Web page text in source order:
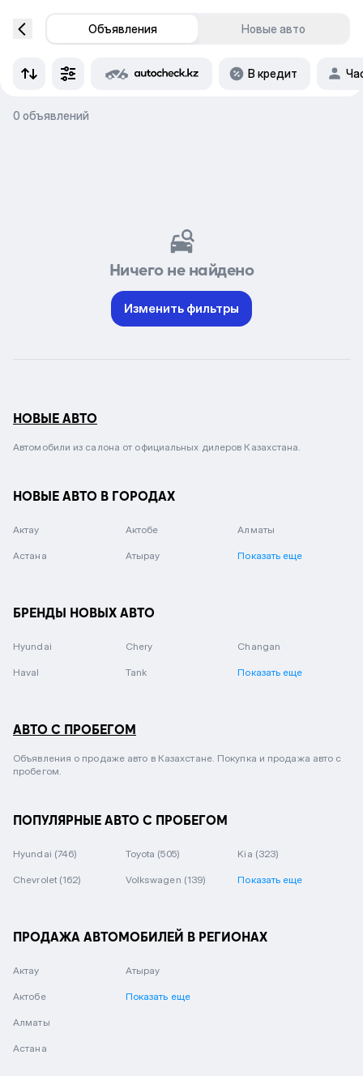
Объявления Новые авто
В кредит
0 объявлений
Ничего не найдено
Изменить фильтры
НОВЫЕ АВТО
Автомобили из салона от официальных дилеров Казахстана.
НОВЫЕ АВТО В ГОРОДАХ
Актау Актобе Алматы
Астана Атырау Показать еще
БРЕНДЫ НОВЫХ АВТО
Hyundai Chery Changan
Haval Tank Показать еще
АВТО С ПРОБЕГОМ
Объявления о продаже авто в Казахстане. Покупка и продажа авто с
пробегом.
ПОПУЛЯРНЫЕ АВТО С ПРОБЕГОМ
Hyundai (746) Toyota (505) Kia (323)
Chevrolet (162) Volkswagen (139) Показать еще
ПРОДАЖА АВТОМОБИЛЕЙ В РЕГИОНАХ
Актау
Актобе
Алматы
Астана
Атырау
Показать еще